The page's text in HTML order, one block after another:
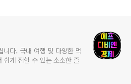
니다. 국내 여행 및 다양한 먹
쉽게 접할 수 있는 소소한 즐